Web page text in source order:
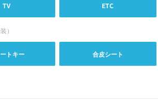
TV ETC
）
トキー 合皮シート